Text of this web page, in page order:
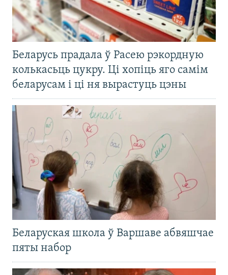
Беларусь прадала ў Расею рэкордную
колькасьць цукру. Ці хопіць яго самім
беларусам і ці ня вырастуць цэны
Беларуская школа ў Варшаве абвяшчае
пяты набор